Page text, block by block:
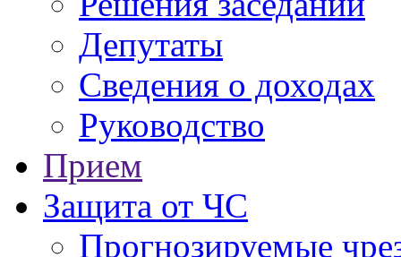
Депутаты
Сведения о доходах
Руководство
Прием
Защита от ЧС
Прогнозируемые